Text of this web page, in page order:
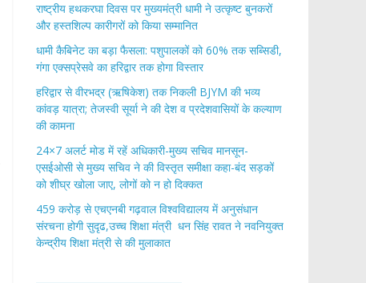
राष्ट्रीय हथकरघा दिवस पर मुख्यमंत्री धामी ने उत्कृष्ट बुनकरों
और हस्तशिल्प कारीगरों को किया सम्मानित
​धामी कैबिनेट का बड़ा फैसला: पशुपालकों को 60% तक सब्सिडी,
गंगा एक्सप्रेसवे का हरिद्वार तक होगा विस्तार
​हरिद्वार से वीरभद्र (ऋषिकेश) तक निकली BJYM की भव्य
कांवड़ यात्रा; तेजस्वी सूर्या ने की देश व प्रदेशवासियों के कल्याण
की कामना
24×7 अलर्ट मोड में रहें अधिकारी-मुख्य सचिव मानसून-
एसईओसी से मुख्य सचिव ने की विस्तृत समीक्षा कहा-बंद सड़कों
को शीघ्र खोला जाए, लोगों को न हो दिक्कत
459 करोड़ से एचएनबी गढ़वाल विश्वविद्यालय में अनुसंधान
संरचना होगी सुदृढ,उच्च शिक्षा मंत्री धन सिंह रावत ने नवनियुक्त
केन्द्रीय शिक्षा मंत्री से की मुलाकात